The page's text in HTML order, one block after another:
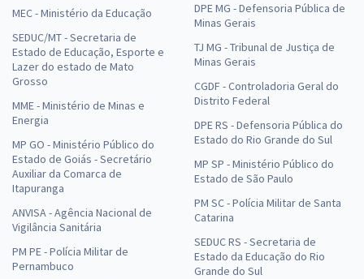
MEC - Ministério da Educação
SEDUC/MT - Secretaria de
Estado de Educação, Esporte e
Lazer do estado de Mato
Grosso
MME - Ministério de Minas e
Energia
MP GO - Ministério Público do
Estado de Goiás - Secretário
Auxiliar da Comarca de
Itapuranga
ANVISA - Agência Nacional de
Vigilância Sanitária
PM PE - Polícia Militar de
Pernambuco
DPE MG - Defensoria Pública de
Minas Gerais
TJ MG - Tribunal de Justiça de
Minas Gerais
CGDF - Controladoria Geral do
Distrito Federal
DPE RS - Defensoria Pública do
Estado do Rio Grande do Sul
MP SP - Ministério Público do
Estado de São Paulo
PM SC - Polícia Militar de Santa
Catarina
SEDUC RS - Secretaria de
Estado da Educação do Rio
Grande do Sul